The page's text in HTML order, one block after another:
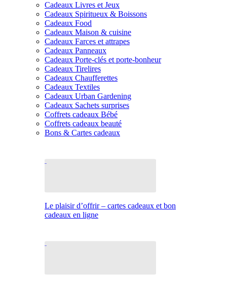
Cadeaux Livres et Jeux
Cadeaux Spiritueux & Boissons
Cadeaux Food
Cadeaux Maison & cuisine
Cadeaux Farces et attrapes
Cadeaux Panneaux
Cadeaux Porte-clés et porte-bonheur
Cadeaux Tirelires
Cadeaux Chaufferettes
Cadeaux Textiles
Cadeaux Urban Gardening
Cadeaux Sachets surprises
Coffrets cadeaux Bébé
Coffrets cadeaux beauté
Bons & Cartes cadeaux
Le plaisir d’offrir – cartes cadeaux et bon
cadeaux en ligne